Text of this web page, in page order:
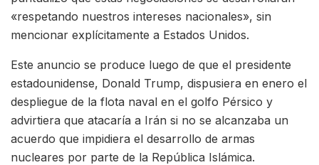
«respetando nuestros intereses nacionales», sin
mencionar explícitamente a Estados Unidos.
Este anuncio se produce luego de que el presidente
estadounidense, Donald Trump, dispusiera en enero el
despliegue de la flota naval en el golfo Pérsico y
advirtiera que atacaría a Irán si no se alcanzaba un
acuerdo que impidiera el desarrollo de armas
nucleares por parte de la República Islámica.